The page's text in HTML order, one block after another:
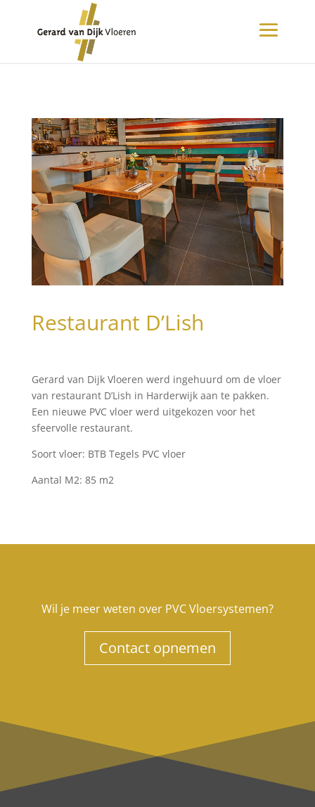
Restaurant D’Lish
Gerard van Dijk Vloeren werd ingehuurd om de vloer
van restaurant D’Lish in Harderwijk aan te pakken.
Een nieuwe PVC vloer werd uitgekozen voor het
sfeervolle restaurant.
Soort vloer: BTB Tegels PVC vloer
Aantal M2: 85 m2
Wil je meer weten over PVC Vloersystemen?
Contact opnemen